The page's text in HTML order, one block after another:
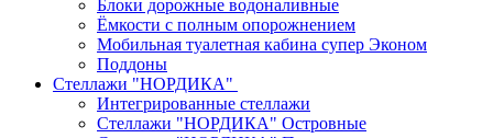
Блоки дорожные водоналивные
Ёмкости с полным опорожнением
Мобильная туалетная кабина супер Эконом
Поддоны
Стеллажи "НОРДИКА"
Интегрированные стеллажи
Стеллажи "НОРДИКА" Островные